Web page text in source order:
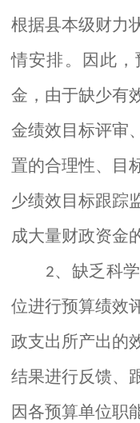
根据县本级财力
情安排。因此
金，由于缺少有
金绩效目标评审
置的合理性、目
少绩效目标跟踪
成大量财政资金
2、 缺乏科
位进行预算绩效
政支出所产出的
结果进行反馈、
因各预算单位职